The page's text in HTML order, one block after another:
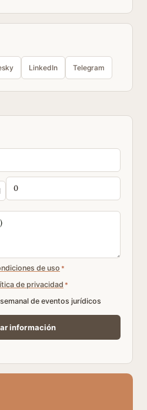
LinkedIn Telegram
de uso *
de privacidad *
de eventos jurídicos